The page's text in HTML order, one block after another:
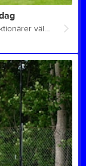
Vi hälsar gästande lag, domare, publik och funktionärer välkomna till Brovallen för ny hemmamatch för NIF:s Herr A-lag fotboll! Herrar Div 5 Nordvästra Nossebro IF - Ardala GoIF Fredag 26 juni kl. 19.00 Brovallen Ta gärna cykeln eller gå till Brovallen! SMHI väderprognos Entré: Vuxna (16 år och äldre) 50 kr Under 16 år fri entré Kiosk: Kiosken är öppen - vi säljer korv med bröd, kaffe, kaka, godis och dricka vid varje hemmamatch - samt hamburgare direkt från grillen vid de flesta matcherna! Vi tar Swish och kontanter i Entrén och i Kiosken. Lotter: Vid utvalda matcher kan man köpa lotter av våra ungdomsspelare och vinna godispåsar! Toaletter: Toalett finns tillgänglig för publiken vid våra hemmamatcher på Brovallen och Sparbanksvallen Stallaholm. Matchbollar: Dagens MATCHBOLLAR skänkta av: Couchers Bilservice AB, ICA Supermarket Nossebro, Nossebro Energi AB, Sydved AB Vi tackar alla våra sponsorer för Ert stöd! Länkar: Min Fotboll - Livescore Matchfakta VFF: NIF - Ardala GoIF Herrar Div 5 Nordvästra - Spelprogram och tabell Ardala GoIF hemsida Bilder från tidigare matcher Information om alla våra anläggningar Nästa hemmamatch är den 7 augusti mot Skoftebyns IF. Glöm inte derbyt borta mot Elmer-Fåglum FK den 3 juli. Välkomna till Brovallen!